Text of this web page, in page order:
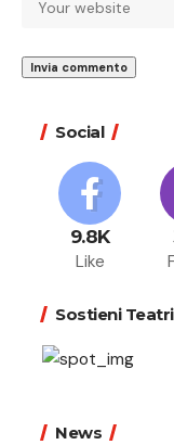
Social
9.8K
Like
Sostieni
News